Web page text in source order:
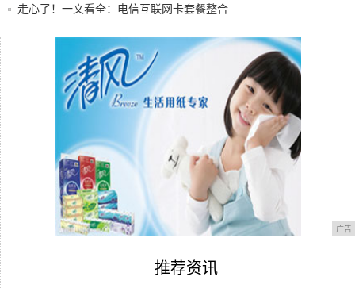
走心了！一文看全：电信互联网卡套餐整合
被忽视的华为旗舰，从4488跌至3198，麒
广告
推荐资讯